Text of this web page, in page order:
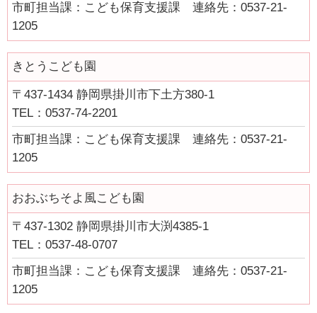
市町担当課：こども保育支援課 連絡先：0537-21-
1205
きとうこども園
〒437-1434 静岡県掛川市下土方380-1
TEL：0537-74-2201
市町担当課：こども保育支援課 連絡先：0537-21-
1205
おおぶちそよ風こども園
〒437-1302 静岡県掛川市大渕4385-1
TEL：0537-48-0707
市町担当課：こども保育支援課 連絡先：0537-21-
1205